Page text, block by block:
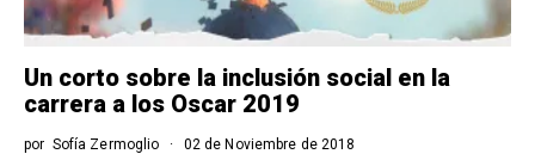
Un corto sobre la inclusión social en la
carrera a los Oscar 2019
por Sofía Zermoglio 02 de Noviembre de 2018